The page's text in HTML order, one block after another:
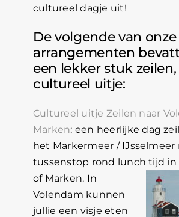
cultureel dagje uit!
De volgende van onze
arrangementen
een lekker stuk
cultureel uitje:
Cultureel uitje Zeilen naar
Marken: een heerlijke dag
het Markermeer / IJsselmeer
tussenstop rond lunch tijd in
of Marken. In
Volendam kunnen
jullie een visje eten